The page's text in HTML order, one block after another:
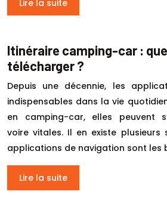
Lire la suite
Itinéraire camping-car :
télécharger ?
Depuis une décennie, les
indispensables dans la vie
en camping-car, elles peuvent
voire vitales. Il en existe plusieurs
applications de navigation sont les
Lire la suite